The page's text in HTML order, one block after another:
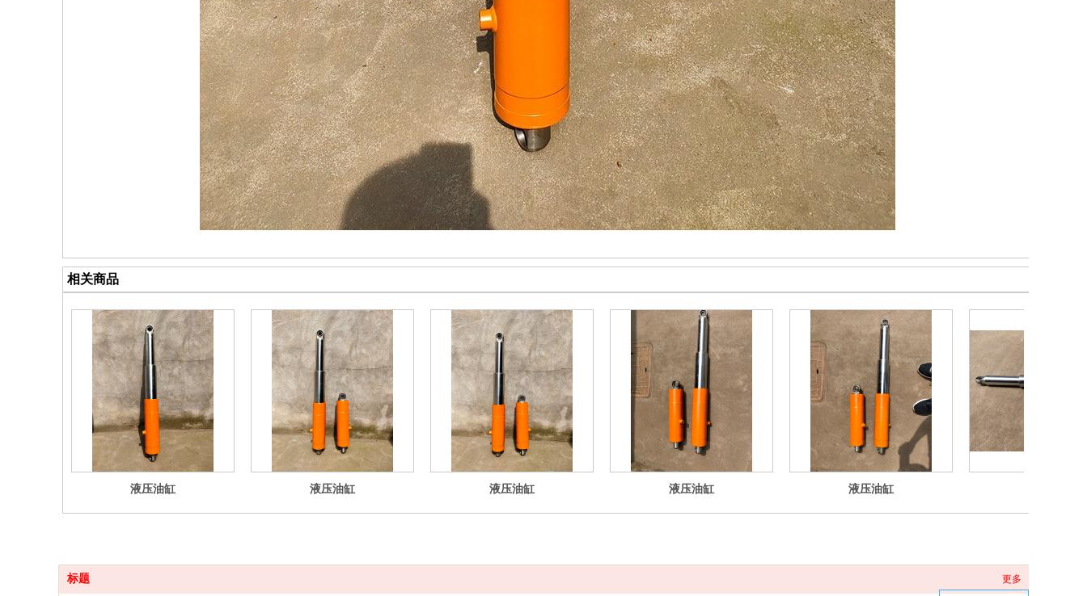
相关商品
液压油缸 液压油缸 液压油缸 液压油缸 液压油缸
标题 更多